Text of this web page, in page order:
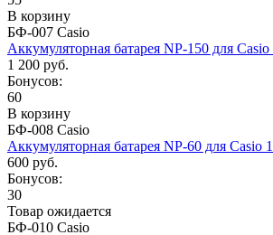
В корзину
БФ-007 Casio
Аккумуляторная батарея NP-150 для
1 200 руб.
Бонусов:
60
В корзину
БФ-008 Casio
Аккумуляторная батарея NP-60 для Casio
600 руб.
Бонусов:
30
Товар ожидается
БФ-010 Casio